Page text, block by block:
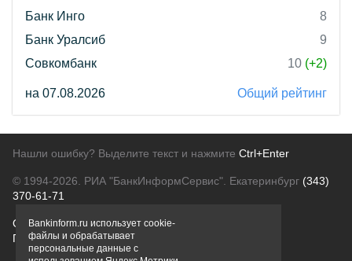
Банк Инго
8
Банк Уралсиб
9
Совкомбанк
10 (+2)
на 07.08.2026 Общий рейтинг
Нашли ошибку? Выделите текст и нажмите Ctrl+Enter
© 1994-2026. РИА "БанкИнформСервис". Екатеринбург (343)
370-61-71
О проектеПолитика конфиденциальности
Правовая информацияДля рекламодателей
Bankinform.ru использует cookie-
файлы и обрабатывает
персональные данные с